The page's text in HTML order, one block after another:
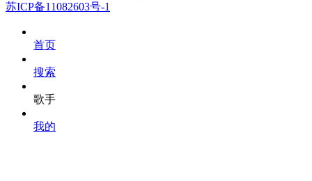
苏ICP备11082603号-1
首页
搜索
歌手
我的